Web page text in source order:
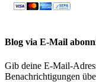
Blog via E-Mail
Gib deine E-Mail-
Benachrichtigungen